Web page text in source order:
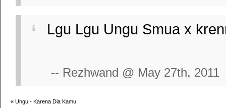
Lgu Lgu Ungu Smua x
-- Rezhwand @ May 27th, 2011
« Ungu - Karena Dia Kamu